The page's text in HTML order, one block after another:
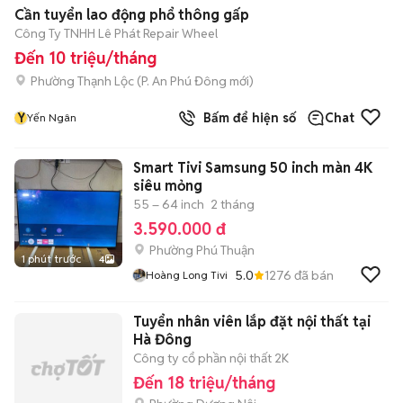
Cần tuyển lao động phổ thông gấp
Công Ty TNHH Lê Phát Repair Wheel
Đến 10 triệu/tháng
Phường Thạnh Lộc (P. An Phú Đông mới)
YYến Ngân Bấm để hiện số Chat
1 phút trước 4
Smart Tivi Samsung 50 inch màn 4K
siêu mỏng
55 – 64 inch 2 tháng
3.590.000 đ
Phường Phú Thuận
Hoàng Long Tivi 5.0 1276 đã bán
Tuyển nhân viên lắp đặt nội thất tại
Hà Đông
Công ty cổ phần nội thất 2K
Đến 18 triệu/tháng